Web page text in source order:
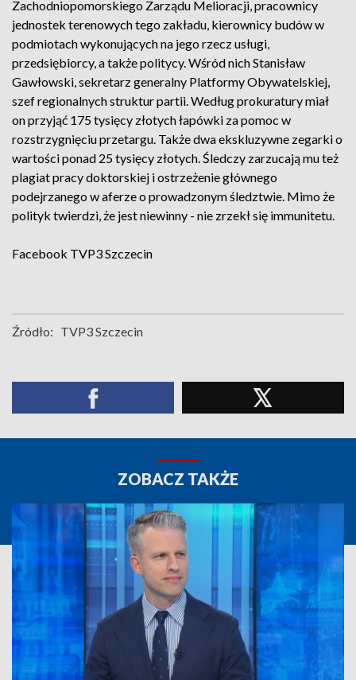
Zachodniopomorskiego Zarządu Melioracji, pracownicy
jednostek terenowych tego zakładu, kierownicy budów w
podmiotach wykonujących na jego rzecz usługi,
przedsiębiorcy, a także politycy. Wśród nich Stanisław
Gawłowski, sekretarz generalny Platformy Obywatelskiej,
szef regionalnych struktur partii. Według prokuratury miał
on przyjąć 175 tysięcy złotych łapówki za pomoc w
rozstrzygnięciu przetargu. Także dwa ekskluzywne zegarki o
wartości ponad 25 tysięcy złotych. Śledczy zarzucają mu też
plagiat pracy doktorskiej i ostrzeżenie głównego
podejrzanego w aferze o prowadzonym śledztwie. Mimo że
polityk twierdzi, że jest niewinny - nie zrzekł się immunitetu.
Facebook TVP3 Szczecin
Źródło: TVP3 Szczecin
ZOBACZ TAKŻE